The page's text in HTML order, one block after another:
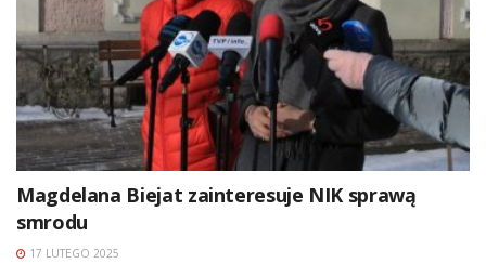
Magdelana Biejat zainteresuje NIK sprawą
smrodu
17 LUTEGO 2025